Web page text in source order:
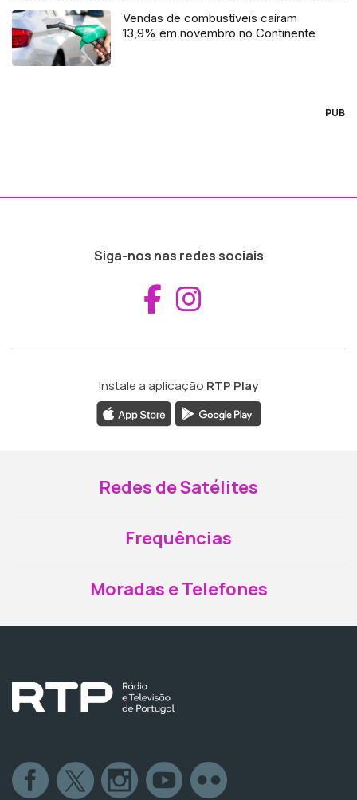
Vendas de combustíveis caíram
13,9% em novembro no Continente
PUB
Siga-nos nas redes sociais
Aceder ao
Instale a aplicação RTP Play
Redes de Satélites
Frequências
Moradas e Telefones